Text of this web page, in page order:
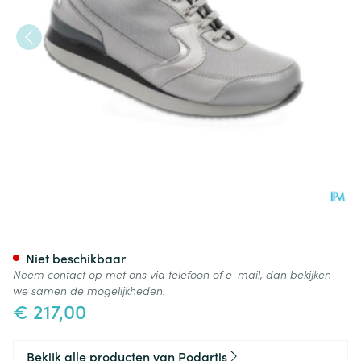
€ 217,00
Niet beschikbaar
Neem contact op met ons via telefoon of e-mail, dan bekijken
we samen de mogelijkheden.
Bekijk alle producten van Podartis